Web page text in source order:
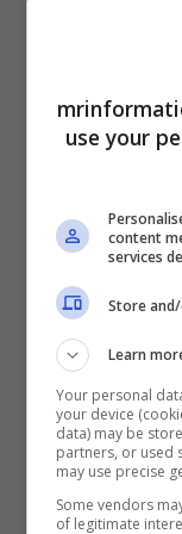
stato già
messa in
Rosa della
sono già
quanto è
21 giugno 2024
episodi come
puntate,
due episodi
dalle 21:35
onda un
soap opera
catturando
telespettatori.
use your
content
services
Store
Learn
Your personal
your device
data) may be
partners, or used
may use precise
Some vendors
of legitimate